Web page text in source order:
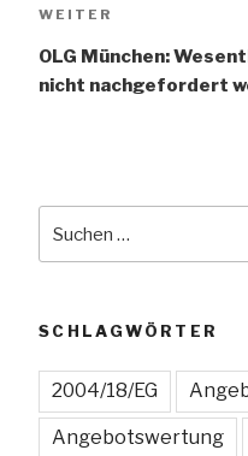
Nächster
WEITER
OLG München:
nicht nachgefordert
nach:
SCHLAGWÖRTER
2004/18/EG
Angebotswertung